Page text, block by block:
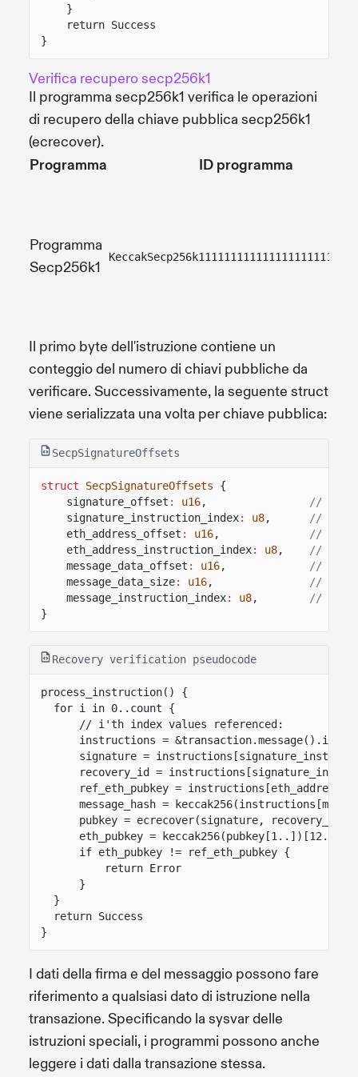
}
return Success
}
Verifica recupero secp256k1
Il programma secp256k1 verifica le operazioni
di recupero della chiave pubblica secp256k1
(ecrecover).
Programma
ID programma
Programma
Secp256k1
Il primo byte dell'istruzione contiene un
conteggio del numero di chiavi pubbliche da
verificare. Successivamente, la seguente struct
viene serializzata una volta per chiave pubblica:
SecpSignatureOffsets
struct SecpSignatureOffsets
{
signature_offset : u16,
//
signature_instruction_index: u8,
//
eth_address_offset : u16,
//
eth_address_instruction_index: u8,
//
message_data_offset : u16,
//
message_data_size: u16,
// size
message_instruction_index: u8,
//
}
Recovery verification pseudocode
process_instruction() {
for i in 0..count {
// i'th index values referenced:
instructions =
signature =
recovery_id =
ref_eth_pubkey =
message_hash =
pubkey = ecrecover(signature, recovery_id,
eth_pubkey = keccak256(pubkey[1..])[12..]
if eth_pubkey != ref_eth_pubkey {
return Error
}
}
return Success
}
I dati della firma e del messaggio possono fare
riferimento a qualsiasi dato di istruzione nella
transazione. Specificando la sysvar delle
istruzioni speciali, i programmi possono anche
leggere i dati dalla transazione stessa.